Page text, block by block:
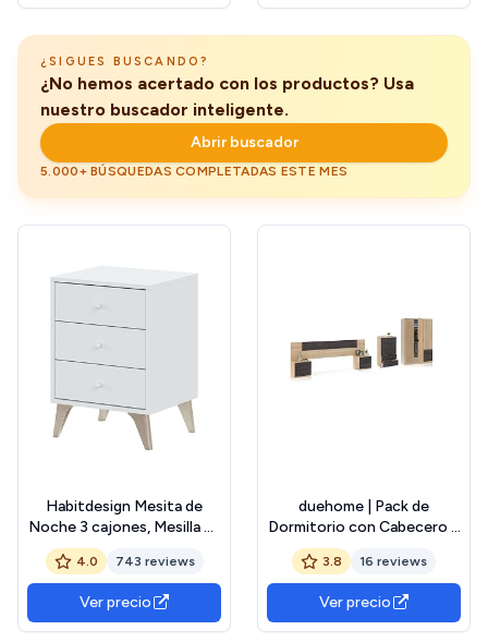
para Estudio, Dormitorio,
Cambria, Almacenamiento
¿SIGUES BUSCANDO?
¿No hemos acertado con los productos? Usa
nuestro buscador inteligente.
Abrir buscador
5.000+ BÚSQUEDAS COMPLETADAS ESTE MES
Habitdesign Mesita de
Noche 3 cajones, Mesilla de
Noche, Modelo Sweet,
Color Blanco Artik,
Medidas: 40 cm (Ancho) x
33,5 cm (Fondo) x 56 cm
(Alto)
4.0 743 reviews
Ver precio
duehome | Pack de
Dormitorio con Cabecero +
2 mesitas de Noche,
Comoda y Armario Doble,
Conjunto de Dormitorio,
Modelo Akari 5C Plus,
Acabado en Roble Canadian
3.8 16 reviews
Ver precio